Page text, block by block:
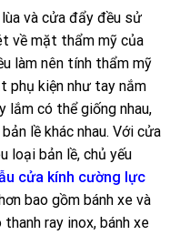
và cửa đẩy đều sử
về mặt thẩm mỹ của
làm nên tính thẩm mỹ
phụ kiện như tay nắm
lắm có thể giống nhau,
lề khác nhau. Với cửa
loại bản lề, chủ yếu
cửa kính cường lực
bao gồm bánh xe và
ray inox, bánh xe